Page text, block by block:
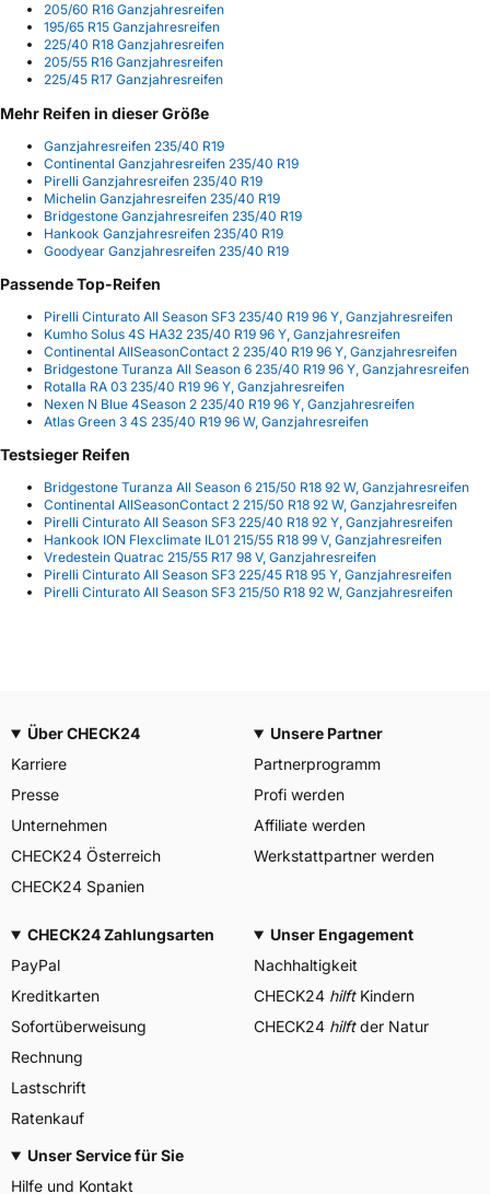
205/60 R16 Ganzjahresreifen
195/65 R15 Ganzjahresreifen
225/40 R18 Ganzjahresreifen
205/55 R16 Ganzjahresreifen
225/45 R17 Ganzjahresreifen
Mehr Reifen in dieser Größe
Ganzjahresreifen 235/40 R19
Continental Ganzjahresreifen 235/40 R19
Pirelli Ganzjahresreifen 235/40 R19
Michelin Ganzjahresreifen 235/40 R19
Bridgestone Ganzjahresreifen 235/40 R19
Hankook Ganzjahresreifen 235/40 R19
Goodyear Ganzjahresreifen 235/40 R19
Passende Top-Reifen
Pirelli Cinturato All Season SF3 235/40 R19 96 Y, Ganzjahresreifen
Kumho Solus 4S HA32 235/40 R19 96 Y, Ganzjahresreifen
Continental AllSeasonContact 2 235/40 R19 96 Y, Ganzjahresreifen
Bridgestone Turanza All Season 6 235/40 R19 96 Y, Ganzjahresreifen
Rotalla RA 03 235/40 R19 96 Y, Ganzjahresreifen
Nexen N Blue 4Season 2 235/40 R19 96 Y, Ganzjahresreifen
Atlas Green 3 4S 235/40 R19 96 W, Ganzjahresreifen
Testsieger Reifen
Bridgestone Turanza All Season 6 215/50 R18 92 W, Ganzjahresreifen
Continental AllSeasonContact 2 215/50 R18 92 W, Ganzjahresreifen
Pirelli Cinturato All Season SF3 225/40 R18 92 Y, Ganzjahresreifen
Hankook ION Flexclimate IL01 215/55 R18 99 V, Ganzjahresreifen
Vredestein Quatrac 215/55 R17 98 V, Ganzjahresreifen
Pirelli Cinturato All Season SF3 225/45 R18 95 Y, Ganzjahresreifen
Pirelli Cinturato All Season SF3 215/50 R18 92 W, Ganzjahresreifen
Über CHECK24
Karriere
Presse
Unternehmen
CHECK24 Österreich
CHECK24 Spanien
Unsere Partner
Partnerprogramm
Profi werden
Affiliate werden
Werkstattpartner werden
CHECK24 Zahlungsarten
PayPal
Kreditkarten
Sofortüberweisung
Rechnung
Lastschrift
Ratenkauf
Unser Engagement
Nachhaltigkeit
CHECK24 hilftKindern
CHECK24 hilftder Natur
Unser Service für Sie
Hilfe und Kontakt